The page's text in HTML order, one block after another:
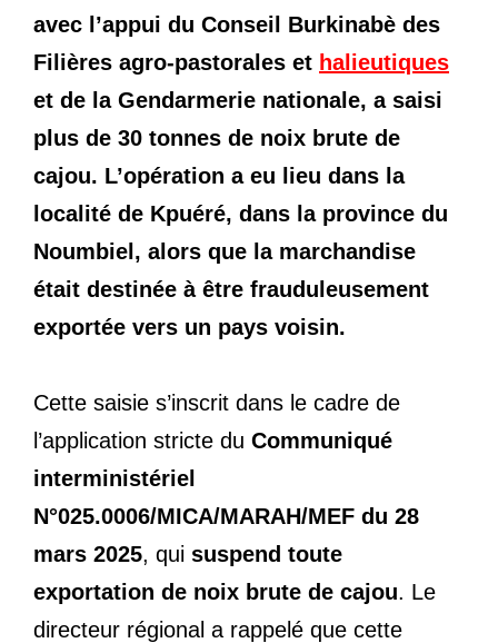
avec l’appui du Conseil Burkinabè des
Filières agro-pastorales et halieutiques
et de la Gendarmerie nationale, a saisi
plus de 30 tonnes de noix brute de
cajou. L’opération a eu lieu dans la
localité de Kpuéré, dans la province du
Noumbiel, alors que la marchandise
était destinée à être frauduleusement
exportée vers un pays voisin.
Cette saisie s’inscrit dans le cadre de
l’application stricte du Communiqué
interministériel
N°025.0006/MICA/MARAH/MEF du 28
mars 2025, qui suspend toute
exportation de noix brute de cajou. Le
directeur régional a rappelé que cette